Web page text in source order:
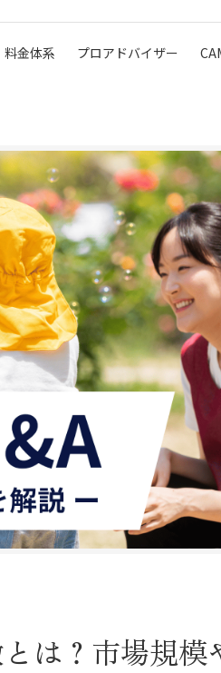
料金体系 プロアドバイザー
は？市場規模